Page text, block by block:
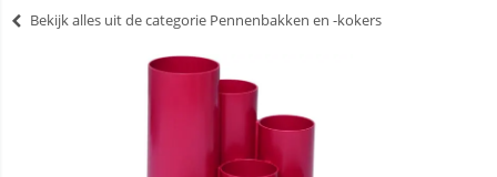
Bekijk alles uit de categorie Pennenbakken en -kokers